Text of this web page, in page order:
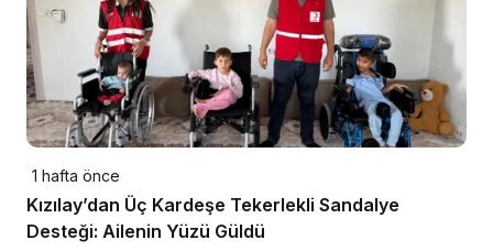
1 hafta önce
Kızılay’dan Üç Kardeşe Tekerlekli Sandalye
Desteği: Ailenin Yüzü Güldü